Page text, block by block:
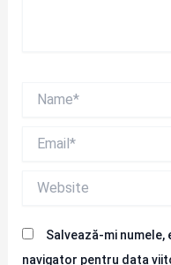
Salvează-mi
navigator pentru data